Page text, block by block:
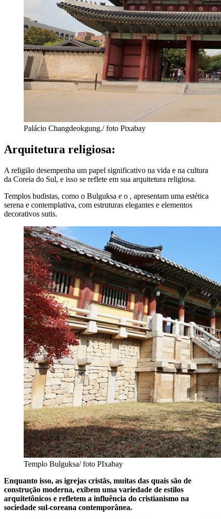
Palácio Changdeokgung./ foto Pixabay
Arquitetura religiosa:
A religião desempenha um papel significativo na vida e na cultura
da Coreia do Sul, e isso se reflete em sua arquitetura religiosa.
Templos budistas, como o Bulguksa e o , apresentam uma estética
serena e contemplativa, com estruturas elegantes e elementos
decorativos sutis.
Templo Bulguksa/ foto PIxabay
Enquanto isso, as igrejas cristãs, muitas das quais são de
construção moderna, exibem uma variedade de estilos
arquitetônicos e refletem a influência do cristianismo na
sociedade sul-coreana contemporânea.